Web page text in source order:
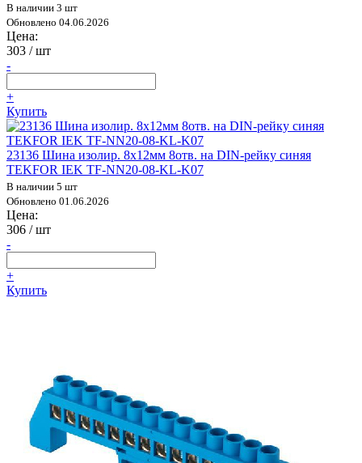
В наличии 3 шт
Обновлено 04.06.2026
Цена:
303 / шт
-
+
Купить
23136 Шина изолир. 8х12мм 8отв. на DIN-рейку синяя
TEKFOR IEK TF-NN20-08-KL-K07
В наличии 5 шт
Обновлено 01.06.2026
Цена:
306 / шт
-
+
Купить